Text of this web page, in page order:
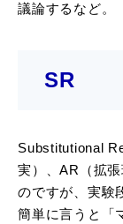
議論するなど。
SR
Substitutional
実）、AR（拡
のですが、実験
簡単に言うと「